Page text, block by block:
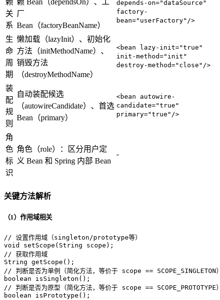
关
系
厂
Bean（factoryBeanName）
depends-on="dataSource"
factory-
bean="userFactory"/>
生
命
周
期
懒加载（lazyInit）、初始化
方法（initMethodName）、
销毁方法
（destroyMethodName）
<bean lazy-init="true"
init-method="init"
destroy-method="close"/>
装
配
规
则
自动装配候选
（autowireCandidate）、首选
Bean（primary）
<bean autowire-
candidate="true"
primary="true"/>
角
色
标
识
角色（role）：区分用户定
义 Bean 和 Spring 内部 Bean
-
关键方法解析
（1）作用域相关
// 设置作用域（singleton/prototype等）
void
setScope (String scope)
// 获取作用域
String getScope ()
// 判断是否为单例（简化方法，等价于 scope == SCOPE_SINGLETON
boolean
isSingleton ()
// 判断是否为原型（简化方法，等价于 scope == SCOPE_PROTOTYPE
boolean
isPrototype () ;